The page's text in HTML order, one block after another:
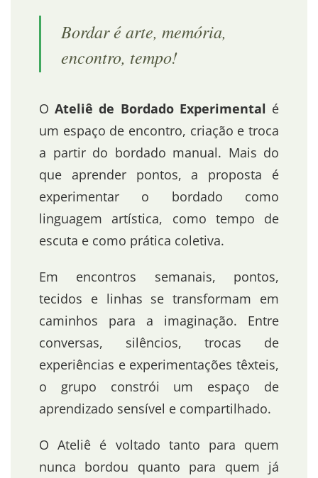
Bordar é arte, memória,
encontro, tempo!
OAteliê de Bordado Experimental é
um espaço de encontro, criação e troca
a partir do bordado manual. Mais do
que aprender pontos, a proposta é
experimentar o bordado como
linguagem artística, como tempo de
escuta e como prática coletiva.
Em encontros semanais, pontos,
tecidos e linhas se transformam em
caminhos para a imaginação. Entre
conversas, silêncios, trocas de
experiências e experimentações têxteis,
o grupo constrói um espaço de
aprendizado sensível e compartilhado.
O Ateliê é voltado tanto para quem
nunca bordou quanto para quem já